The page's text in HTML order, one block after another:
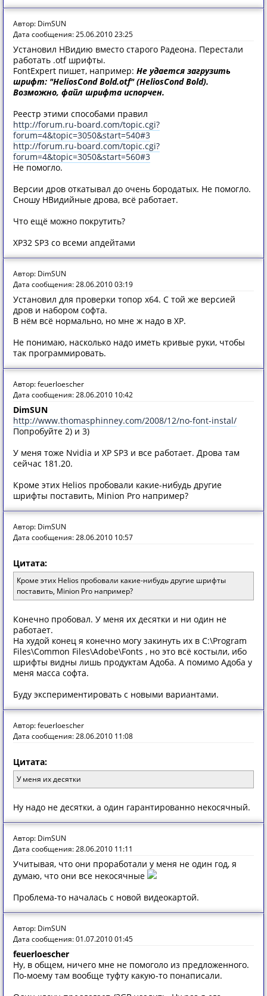
Автор: DimSUN
Дата сообщения: 25.06.2010 23:25
Установил НВидию вместо старого Радеона. Перестали
работать .otf шрифты.
FontExpert пишет, например: Не удается загрузить
шрифт: "HeliosCond Bold.otf" (HeliosCond Bold).
Возможно, файл шрифта испорчен.
Реестр этими способами правил
http://forum.ru-board.com/topic.cgi?
forum=4&topic=3050&start=540#3
http://forum.ru-board.com/topic.cgi?
forum=4&topic=3050&start=560#3
Не помогло.
Версии дров откатывал до очень бородатых. Не помогло.
Сношу НВидийные дрова, всё работает.
Что ещё можно покрутить?
XP32 SP3 со всеми апдейтами
Автор: DimSUN
Дата сообщения: 28.06.2010 03:19
Установил для проверки топор х64. С той же версией
дров и набором софта.
В нём всё нормально, но мне ж надо в ХР.
Не понимаю, насколько надо иметь кривые руки, чтобы
так программировать.
Автор: feuerloescher
Дата сообщения: 28.06.2010 10:42
DimSUN
http://www.thomasphinney.com/2008/12/no-font-instal/
Попробуйте 2) и 3)
У меня тоже Nvidia и XP SP3 и все работает. Дрова там
сейчас 181.20.
Кроме этих Helios пробовали какие-нибудь другие
шрифты поставить, Minion Pro например?
Автор: DimSUN
Дата сообщения: 28.06.2010 10:57
Цитата:
Кроме этих Helios пробовали какие-нибудь другие шрифты
поставить, Minion Pro например?
Конечно пробовал. У меня их десятки и ни один не
работает.
На худой конец я конечно могу закинуть их в C:\Program
Files\Common Files\Adobe\Fonts , но это всё костыли, ибо
шрифты видны лишь продуктам Адоба. А помимо Адоба у
меня масса софта.
Буду экспериментировать с новыми вариантами.
Автор: feuerloescher
Дата сообщения: 28.06.2010 11:08
Цитата:
У меня их десятки
Ну надо не десятки, а один гарантированно некосячный.
Автор: DimSUN
Дата сообщения: 28.06.2010 11:11
Учитывая, что они проработали у меня не один год, я
думаю, что они все некосячные
Проблема-то началась с новой видеокартой.
Автор: DimSUN
Дата сообщения: 01.07.2010 01:45
feuerloescher
Ну, в общем, ничего мне не помоголо из предложенного.
По-моему там вообще туфту какую-то понаписали.